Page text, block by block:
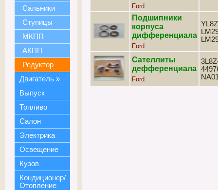
Сальники
Ступицы
МКПП
АКПП
Редуктор
Двигатель »
Выпуск
Топливо
Салон
Электрика
Освещение
Кузов
Кондиционер/
Отопление
Ford.
Подшипники
корпуса
дифференциала
Ford.
Сателлиты
дефференциала
Ford.